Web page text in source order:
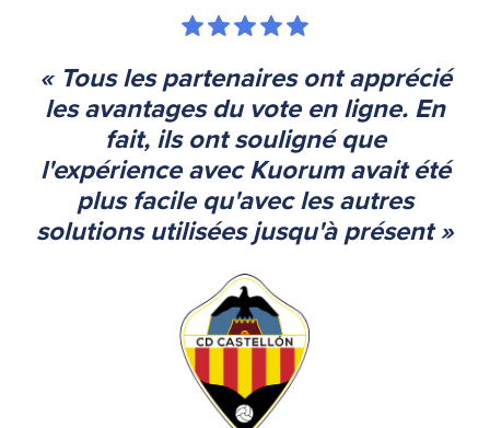
« Tous les partenaires ont apprécié
les avantages du vote en ligne. En
fait, ils ont souligné que
l'expérience avec Kuorum avait été
plus facile qu'avec les autres
solutions utilisées jusqu'à présent »